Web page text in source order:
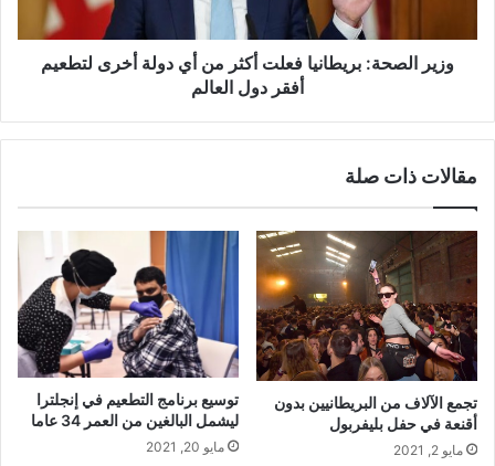
لتطعيم
وزير الصحة: بريطانيا فعلت أكثر من أي دولة أخرى لتطعيم
أفقر دول العالم
مقالات ذات صلة
تجمع الآلاف من البريطانيين بدون
أقنعة في حفل بليفربول
مايو 2, 2021
توسيع برنامج التطعيم في إنجلترا
ليشمل البالغين من العمر 34 عاما
مايو 20, 2021